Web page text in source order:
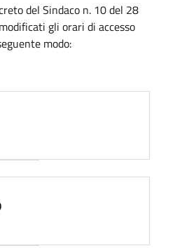
del Sindaco n. 10 del 28
gli orari di accesso
modo: